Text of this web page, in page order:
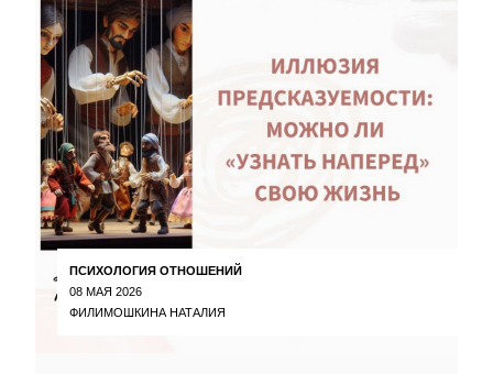
ПСИХОЛОГИЯ ОТНОШЕНИЙ
08 МАЯ 2026
ФИЛИМОШКИНА НАТАЛИЯ